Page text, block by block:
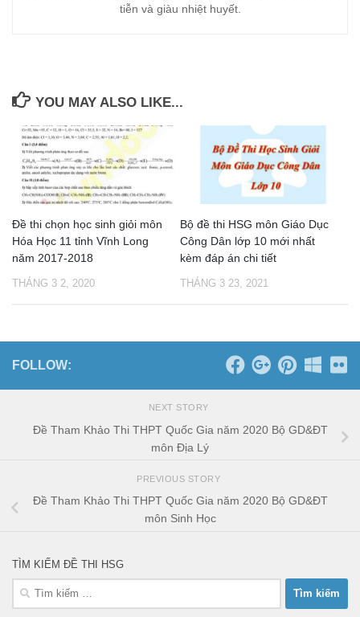
tiễn và giàu nhiệt huyết.
YOU MAY ALSO LIKE...
Đề thi chọn học sinh giỏi môn
Hóa Học 11 tỉnh Vĩnh Long
năm 2017-2018
THÁNG 3 2, 2020
Bộ đề thi HSG môn Giáo Dục
Công Dân lớp 10 mới nhất
kèm đáp án chi tiết
THÁNG 3 23, 2021
FOLLOW:
NEXT STORY
Đề Tham Khảo Thi THPT Quốc Gia năm 2020 Bộ GD&ĐT
môn Địa Lý
PREVIOUS STORY
Đề Tham Khảo Thi THPT Quốc Gia năm 2020 Bộ GD&ĐT
môn Sinh Học
TÌM KIẾM ĐỀ THI HSG
Tìm